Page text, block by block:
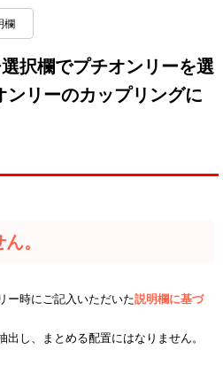
欄
択欄でプチオンリーを選
ンリーのカップリングに
。
ー時にご記入いただいた説明欄に基づ
出し、まとめる配置にはなりません。